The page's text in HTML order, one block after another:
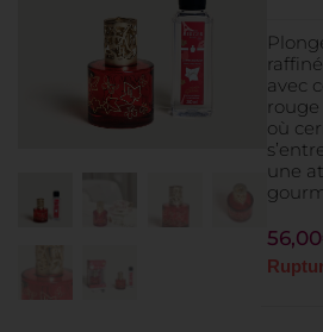
avec
où
une
56,00